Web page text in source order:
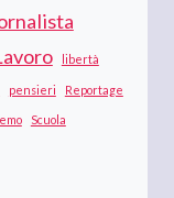
libertà
pensieri Reportage
Scuola